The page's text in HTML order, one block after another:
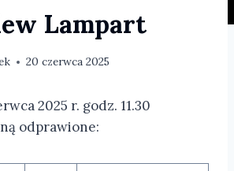
Lampart
20 czerwca 2025
2025 r. godz. 11.30
odprawione: